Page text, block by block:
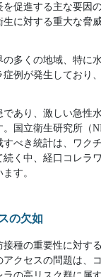
促進する主な要因
生に対する重大な脅
の多くの地域、特に
症例が発生しており
あり、激しい急性
国立衛生研究所（
べき統計は、ワク
続く中、経口コレラ
す。
の欠如
種の重要性に対す
アクセスの問題は、